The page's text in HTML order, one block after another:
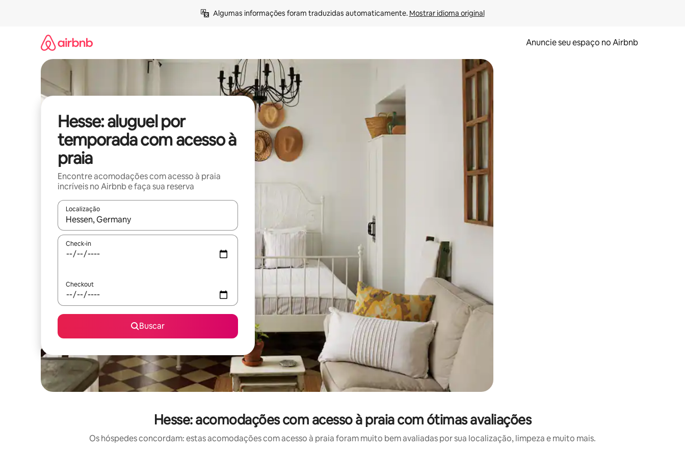
Algumas informações foram traduzidas automaticamente. Mostrar idioma original
Anuncie seu espaço no Airbnb
Hesse: aluguel por
temporada com acesso à
praia
Encontre acomodações com acesso à praia
incríveis no Airbnb e faça sua reserva
Localização
Quando os resultados estiverem disponíveis, explore-os usando as seta para cima e para baixo do teclado ou tocando e deslizando o dedo na tela.
Check-in
Checkout
Buscar
Hesse: acomodações com acesso à praia com ótimas avaliações
Os hóspedes concordam: estas acomodações com acesso à praia foram muito bem avaliadas por sua localização, limpeza e muito mais.